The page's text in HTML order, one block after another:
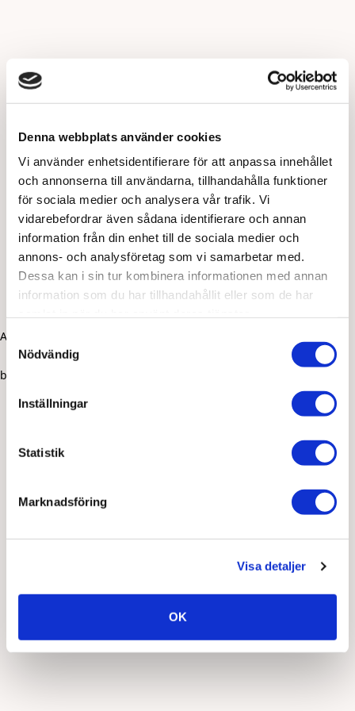
Denna webbplats använder cookies
Vi använder enhetsidentifierare för att anpassa innehållet
och annonserna till användarna, tillhandahålla funktioner
för sociala medier och analysera vår trafik. Vi
vidarebefordrar även sådana identifierare och annan
information från din enhet till de sociala medier och
annons- och analysföretag som vi samarbetar med.
Dessa kan i sin tur kombinera informationen med annan
information som du har tillhandahållit eller som de har
Samtyckesval
Nödvändig
Inställningar
Statistik
Marknadsföring
Visa detaljer
OK
Application error: a client-side exception has occurred (see the
browser console for more information)